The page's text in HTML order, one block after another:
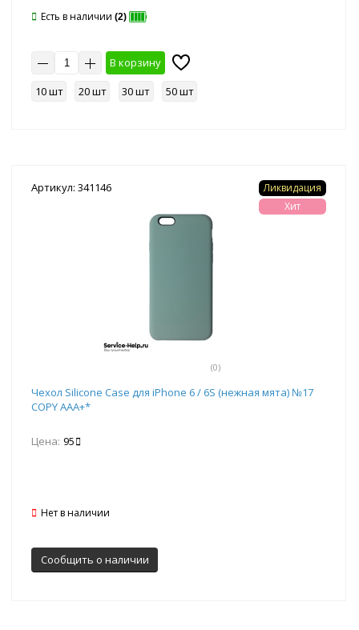
Есть в наличии (2)
В корзину
10 шт
20 шт 30 шт 50 шт
Артикул: 341146
(0)
Ликвидация
Хит
Чехол Silicone Case для iPhone 6 / 6S (нежная мята) №17
COPY AAA+*
Цена: 95
Нет в наличии
Сообщить о наличии